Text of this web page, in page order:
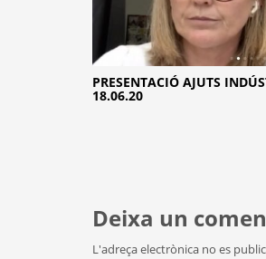
PRESENTACIÓ AJUTS
18.06.20
Deixa un
L'adreça electrònica no es